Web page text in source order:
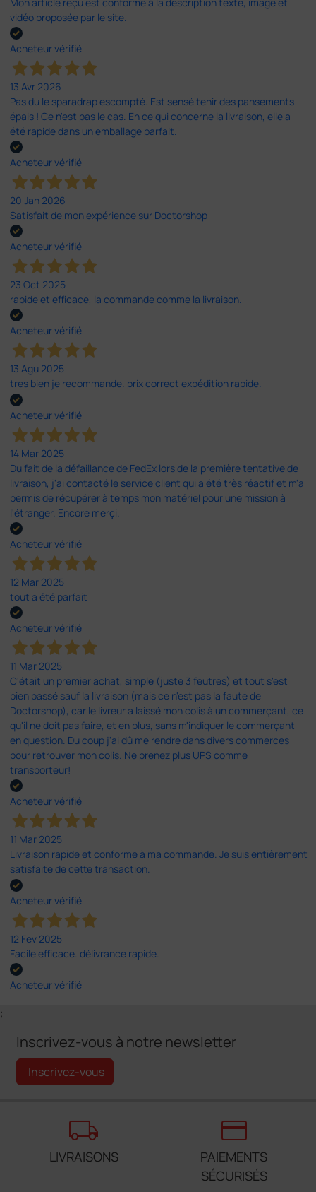
vidéo proposée par le site.
Acheteur vérifié
13 Avr 2026
Pas du le sparadrap escompté. Est sensé tenir des pansements
épais ! Ce n'est pas le cas. En ce qui concerne la livraison, elle a
été rapide dans un emballage parfait.
Acheteur vérifié
20 Jan 2026
Satisfait de mon expérience sur Doctorshop
Acheteur vérifié
23 Oct 2025
rapide et efficace, la commande comme la livraison.
Acheteur vérifié
13 Agu 2025
tres bien je recommande. prix correct expédition rapide.
Acheteur vérifié
14 Mar 2025
Du fait de la défaillance de FedEx lors de la première tentative de
livraison, j'ai contacté le service client qui a été très réactif et m'a
permis de récupérer à temps mon matériel pour une mission à
l'étranger. Encore merçi.
Acheteur vérifié
12 Mar 2025
tout a été parfait
Acheteur vérifié
11 Mar 2025
C'était un premier achat, simple (juste 3 feutres) et tout s'est
bien passé sauf la livraison (mais ce n'est pas la faute de
Doctorshop), car le livreur a laissé mon colis à un commerçant, ce
qu'il ne doit pas faire, et en plus, sans m'indiquer le commerçant
en question. Du coup j'ai dû me rendre dans divers commerces
pour retrouver mon colis. Ne prenez plus UPS comme
transporteur!
Acheteur vérifié
11 Mar 2025
Livraison rapide et conforme à ma commande. Je suis entièrement
satisfaite de cette transaction.
Acheteur vérifié
12 Fev 2025
Facile efficace. délivrance rapide.
Acheteur vérifié
;
Inscrivez-vous à notre newsletter
Inscrivez-vous
local_shipping
LIVRAISONS
credit_card
PAIEMENTS
SÉCURISÉS